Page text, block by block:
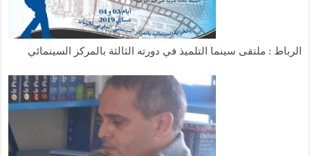
: ملتقى سينما التلميذ في دورته الثالثة بالمركز السينمائي